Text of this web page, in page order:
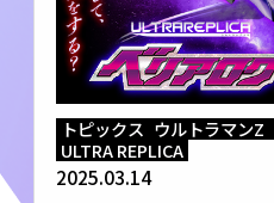
トピックス ウルトラマンZ
ULTRA REPLICA
2025.03.14